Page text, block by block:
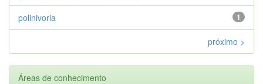
1
polinivoria
próximo >
Áreas de conhecimento